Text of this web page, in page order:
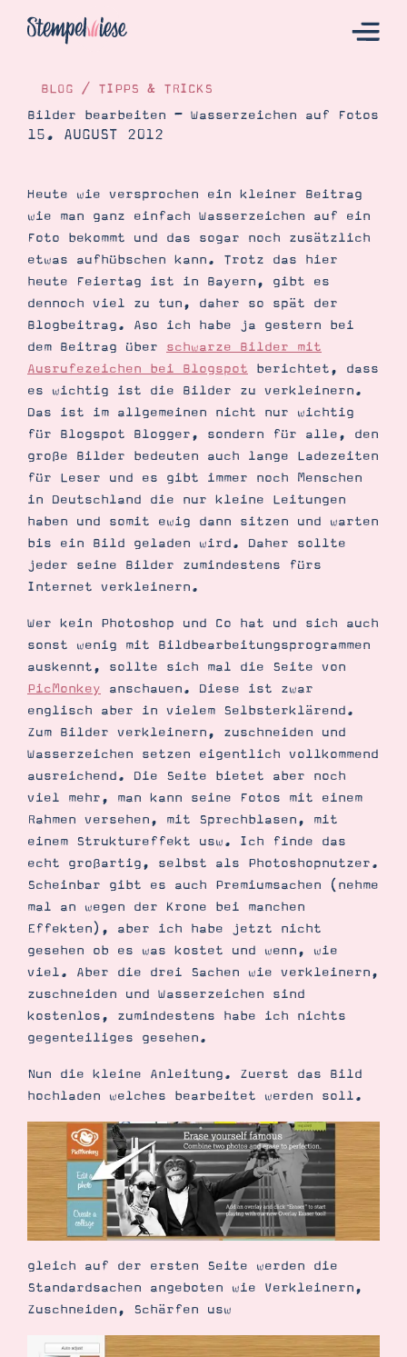
Katalog
Bestellen
Kontakt
Angebote
Demonstrator werden
Blog
Gutscheine
Produkte erklärt
Über mich
Über Stampin’ Up!
Tipps & Tricks
Ordnungstipps
Datenschutz
BLOG / TIPPS & TRICKS
Bilder bearbeiten – Wasserzeichen auf Fotos
15. AUGUST 2012
Heute wie versprochen ein kleiner Beitrag
wie man ganz einfach Wasserzeichen auf ein
Foto bekommt und das sogar noch zusätzlich
etwas aufhübschen kann. Trotz das hier
heute Feiertag ist in Bayern, gibt es
dennoch viel zu tun, daher so spät der
Blogbeitrag. Aso ich habe ja gestern bei
dem Beitrag über schwarze Bilder mit
Ausrufezeichen bei Blogspot berichtet, dass
es wichtig ist die Bilder zu verkleinern.
Das ist im allgemeinen nicht nur wichtig
für Blogspot Blogger, sondern für alle, den
große Bilder bedeuten auch lange Ladezeiten
für Leser und es gibt immer noch Menschen
in Deutschland die nur kleine Leitungen
haben und somit ewig dann sitzen und warten
bis ein Bild geladen wird. Daher sollte
jeder seine Bilder zumindestens fürs
Internet verkleinern.
Wer kein Photoshop und Co hat und sich auch
sonst wenig mit Bildbearbeitungsprogrammen
auskennt, sollte sich mal die Seite von
PicMonkey anschauen. Diese ist zwar
englisch aber in vielem Selbsterklärend.
Zum Bilder verkleinern, zuschneiden und
Wasserzeichen setzen eigentlich vollkommend
ausreichend. Die Seite bietet aber noch
viel mehr, man kann seine Fotos mit einem
Rahmen versehen, mit Sprechblasen, mit
einem Struktureffekt usw. Ich finde das
echt großartig, selbst als Photoshopnutzer.
Scheinbar gibt es auch Premiumsachen (nehme
mal an wegen der Krone bei manchen
Effekten), aber ich habe jetzt nicht
gesehen ob es was kostet und wenn, wie
viel. Aber die drei Sachen wie verkleinern,
zuschneiden und Wasserzeichen sind
kostenlos, zumindestens habe ich nichts
gegenteiliges gesehen.
Nun die kleine Anleitung. Zuerst das Bild
hochladen welches bearbeitet werden soll.
gleich auf der ersten Seite werden die
Standardsachen angeboten wie Verkleinern,
Zuschneiden, Schärfen usw